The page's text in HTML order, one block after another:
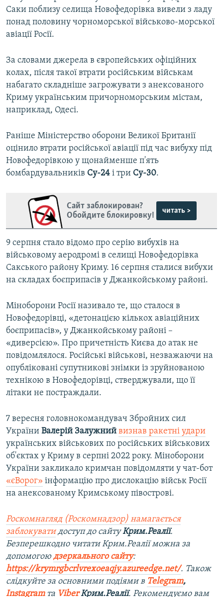
Саки поблизу селища Новофедорівка вивели з ладу
понад половину чорноморської військово-морської
авіації Росії.
За словами джерела в європейських офіційних
колах, після такої втрати російським військам
набагато складніше загрожувати з анексованого
Криму українським причорноморським містам,
наприклад, Одесі.
Раніше Міністерство оборони Великої Британії
оцінило втрати російської авіації під час вибуху під
Новофедорівкою у щонайменше п'ять
бомбардувальників Су-24 і три Су-30.
Сайт заблокирован?
Обойдите блокировку!
читать >
9 серпня стало відомо про серію вибухів на
військовому аеродромі в селищі Новофедорівка
Сакського району Криму. 16 серпня сталися вибухи
на складах боєприпасів у Джанкойському районі.
Міноборони Росії називало те, що сталося в
Новофедорівці, «детонацією кількох авіаційних
боєприпасів», у Джанкойському районі –
«диверсією». Про причетність Києва до атак не
повідомлялося. Російські військові, незважаючи на
опубліковані супутникові знімки із зруйнованою
технікою в Новофедорівці, стверджували, що її
літаки не постраждали.
7 вересня головнокомандувач Збройних сил
України Валерій Залужний визнав ракетні удари
українських військових по російських військових
об'єктах у Криму в серпні 2022 року. Міноборони
України закликало кримчан повідомляти у чат-бот
«єВорог» інформацію про дислокацію військ Росії
на анексованому Кримському півострові.
Роскомнагляд (Роскомнадзор) намагається
заблокуватидоступ до сайтуКрим.Реалії.
Безперешкодно читати Крим.Реалії можна за
допомогою дзеркального сайту:
https://krymrgbcrlvrexoeaqjy.azureedge.net/. Також
слідкуйте за основними подіями в Telegram,
Instagramта ViberКрим.Реалії. Рекомендуємо вам